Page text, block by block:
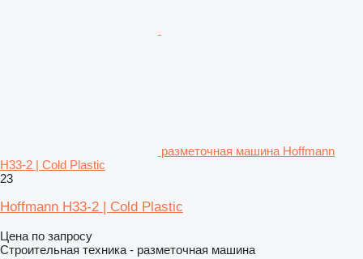
разметочная машина Hoffmann
H33-2 | Cold Plastic
23
Hoffmann H33-2 | Cold Plastic
Цена по запросу
Строительная техника - разметочная машина